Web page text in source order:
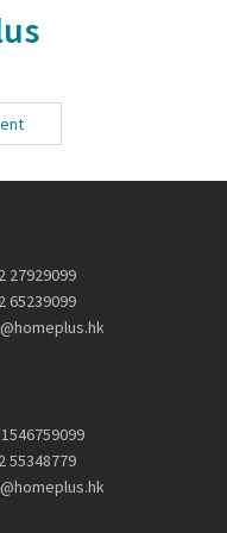
27929099
65239099
55348779